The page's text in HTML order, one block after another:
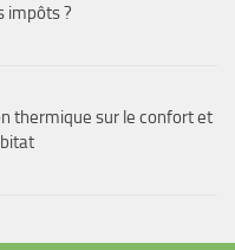
impôts ?
thermique sur le confort et